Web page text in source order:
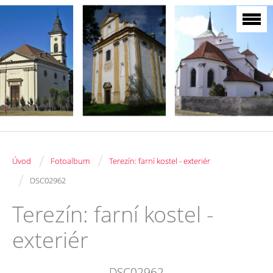
Úvod / Fotoalbum / Terezín: farní kostel - exteriér
/ DSC02962
Terezín: farní kostel -
exteriér